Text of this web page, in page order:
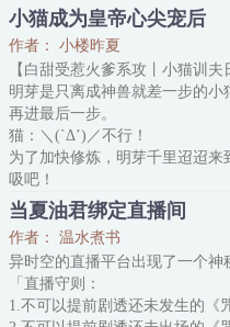
他亲爸妈却有些忧虑：姜家把他
的亲儿子养的像……
一匹桀骜不驯的野马。
姜怀瑜第一次见到陆明骁时，
……
陆明骁第一次见到姜怀瑜时，这
子的轮子坏了
小猫成为皇帝心尖宠后
作者： 小楼昨夏
【白甜受惹火爹系攻丨小猫训夫
明芽是只离成神兽就差一步的
再进最后一步。
猫：＼(`Δ’)／不行！
为了加快修炼，明芽千里迢迢
吸吧！
小猫发现和楚衔青越亲近，龙气
等他和楚衔青最亲密的时候，就
楚衔青批阅奏折他踩猫爪印，
欢猫就得和猫亲亲，楚衔青上
明芽躲在楚衔青的袖子里，好
了膝头，大摇大摆地出现在众臣
当夏油君绑定直播间
作者： 温水煮书
异时空的直播平台出现了一个神
「直播守则：
1.不可以提前剧透还未发生的《